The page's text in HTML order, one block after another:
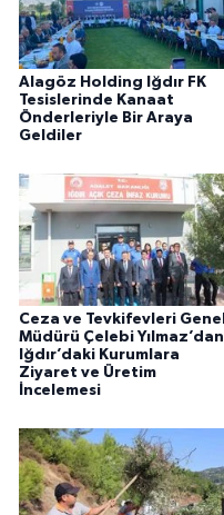
Alagöz Holding Iğdır FK
Tesislerinde Kanaat
Önderleriyle Bir Araya
Geldiler
Ceza ve Tevkifevleri Genel
Müdürü Çelebi Yılmaz’dan
Iğdır’daki Kurumlara
Ziyaret ve Üretim
İncelemesi